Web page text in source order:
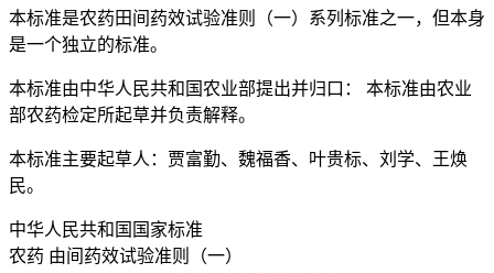
本标准是农药田间药效试验准则（一）系列标准之一，但本身
是一个独立的标准。
本标准由中华人民共和国农业部提出并归口： 本标准由农业
部农药检定所起草并负责解释。
本标准主要起草人：贾富勤、魏福香、叶贵标、刘学、王焕
民。
中华人民共和国国家标准
农药 由间药效试验准则（一）